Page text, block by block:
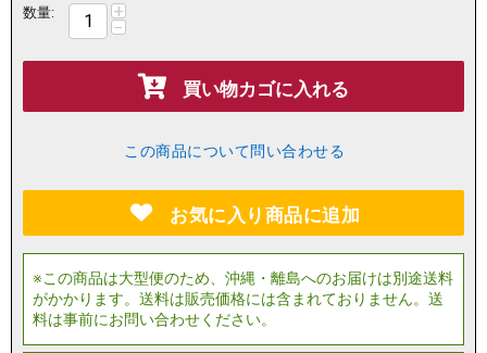
数量: +
−
買い物カゴに入れる
この商品について問い合わせる
お気に入り商品に追加